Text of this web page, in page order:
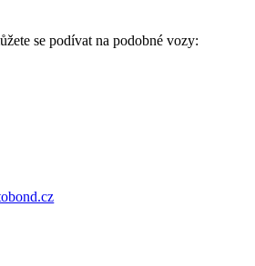
se podívat na podobné vozy: